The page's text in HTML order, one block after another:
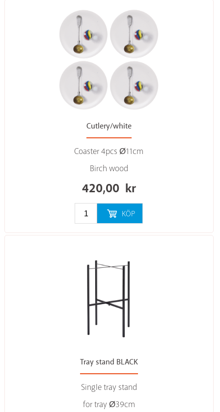
Cutlery/white
Coaster 4pcs Ø11cm
Birch wood
420,00 kr
KÖP
Tray stand BLACK
Single tray stand
for tray Ø39cm